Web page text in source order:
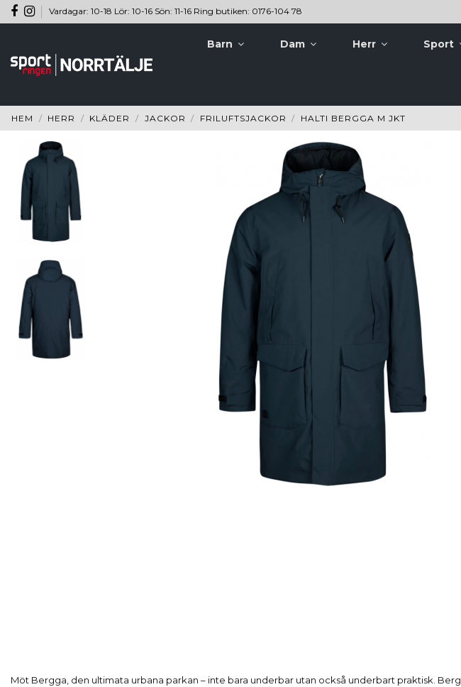
Vardagar: 10-18 Lör: 10-16 Sön: 11-16 Ring butiken: 0176-104 78
Barn Dam Herr Sport
HEM HERR KLÄDER JACKOR FRILUFTSJACKOR HALTI BERGGA M JKT
Möt Bergga, den ultimata urbana parkan – inte bara underbar utan också underbart praktisk.